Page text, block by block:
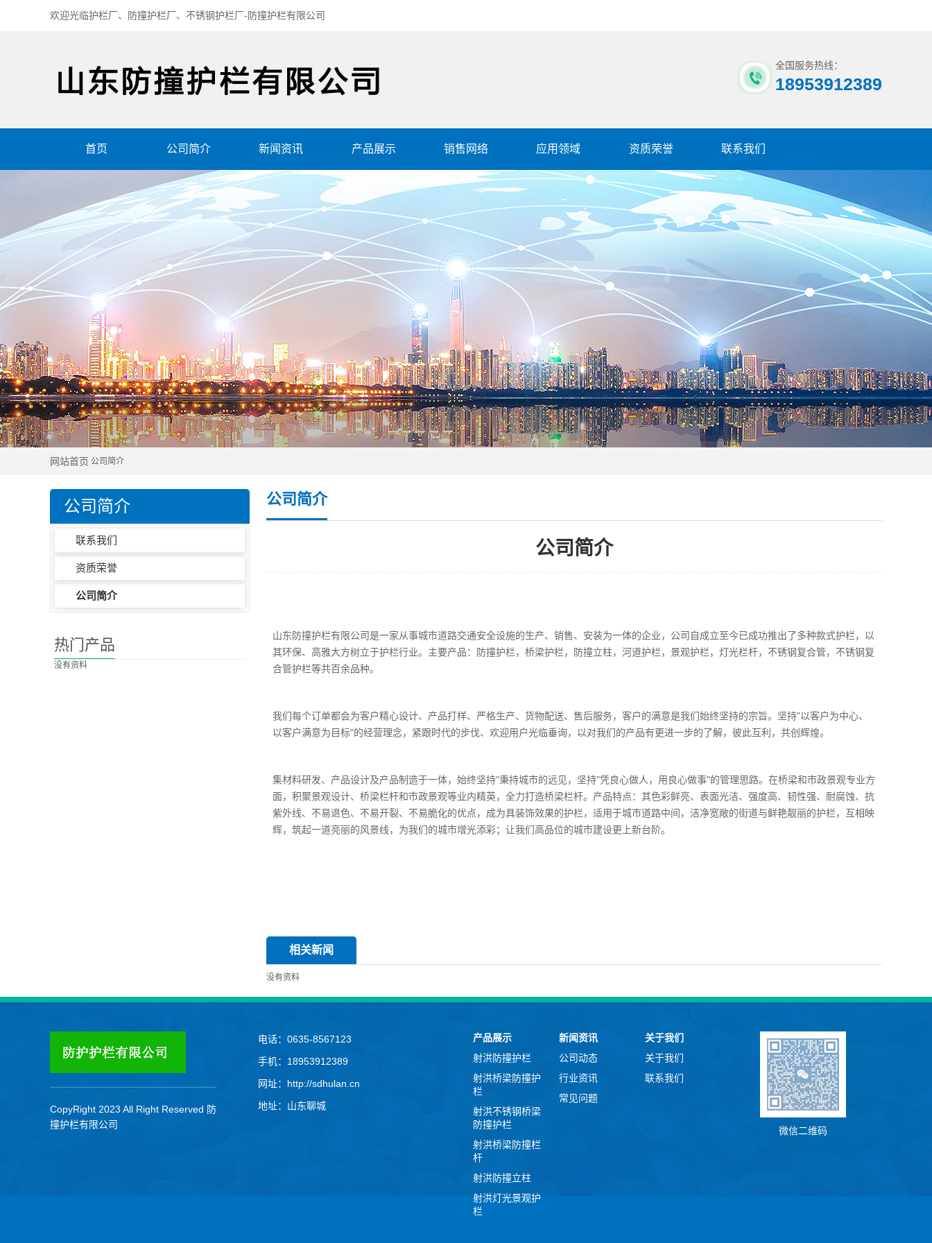
欢迎光临护栏厂、防撞护栏厂、不锈钢护栏厂-防撞护栏有限公司
全国服务热线：
18953912389
首页 公司简介 新闻资讯 产品展示 销售网络 应用领域 资质荣誉 联系我们
网站首页 公司简介
公司简介
联系我们
资质荣誉
公司简介
公司简介
公司简介
山东防撞护栏有限公司是一家从事城市道路交通安全设施的生产、销售、安装为一体的企业，公司自成立至今已成功推出了多种款式护栏，以
其环保、高雅大方树立于护栏行业。主要产品：防撞护栏，桥梁护栏，防撞立柱，河道护栏，景观护栏，灯光栏杆，不锈钢复合管，不锈钢复
合管护栏等共百余品种。
我们每个订单都会为客户精心设计、产品打样、严格生产、货物配送、售后服务，客户的满意是我们始终坚持的宗旨。坚持"以客户为中心、
以客户满意为目标"的经营理念，紧跟时代的步伐、欢迎用户光临垂询，以对我们的产品有更进一步的了解，彼此互利，共创辉煌。
集材料研发、产品设计及产品制造于一体，始终坚持"秉持城市的远见，坚持"凭良心做人，用良心做事"的管理思路。在桥梁和市政景观专业方
面，积聚景观设计、桥梁栏杆和市政景观等业内精英，全力打造桥梁栏杆。产品特点：其色彩鲜亮、表面光洁、强度高、韧性强、耐腐蚀、抗
紫外线、不易退色、不易开裂、不易脆化的优点，成为具装饰效果的护栏，适用于城市道路中间，洁净宽敞的街道与鲜艳靓丽的护栏，互相映
辉，筑起一道亮丽的风景线，为我们的城市增光添彩；让我们高品位的城市建设更上新台阶。
相关新闻
没有资料
热门产品
没有资料
CopyRight 2023 All Right Reserved 防
撞护栏有限公司
电话：0635-8567123
手机：18953912389
网址：http://sdhulan.cn
地址：山东聊城
产品展示
射洪防撞护栏
射洪桥梁防撞护
栏
射洪不锈钢桥梁
防撞护栏
射洪桥梁防撞栏
杆
射洪防撞立柱
射洪灯光景观护
栏
新闻资讯
公司动态
行业资讯
常见问题
关于我们
关于我们
联系我们
微信二维码